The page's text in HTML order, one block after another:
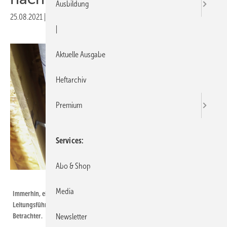
25.08.2021
Immerhin, ein Feuermelder. Aber die restliche Konstruktion und
Leitungsführung unter der Decke erzeugt schon leichte Sorgenfalten beim
Betrachter.
Ausbildung
Aktuelle Ausgabe
Heftarchiv
Premium
Services
Abo & Shop
Media
Newsletter